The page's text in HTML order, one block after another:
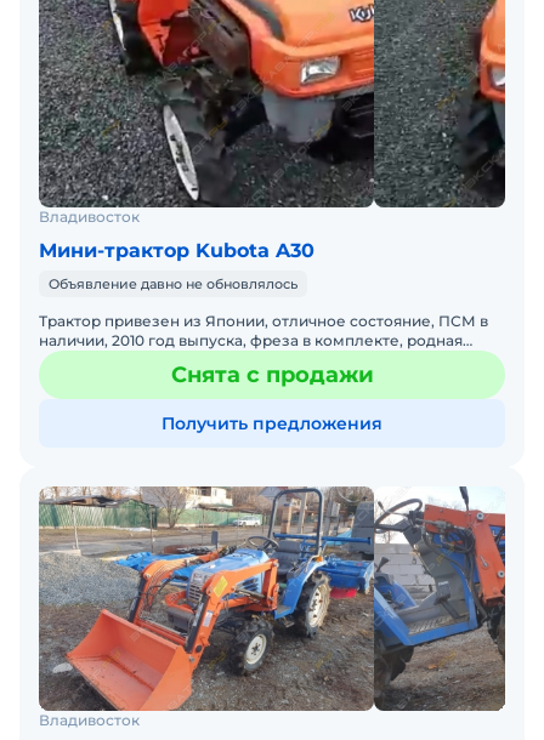
Владивосток
Мини-трактор Kubota A30
Объявление давно не обновлялось
Трактор привезен из Японии, отличное состояние, ПСМ в
наличии, 2010 год выпуска, фреза в комплекте, родная
краска, в России не эксплуатировался, дизель, трех ци
Снята с продажи
Получить предложения
Владивосток